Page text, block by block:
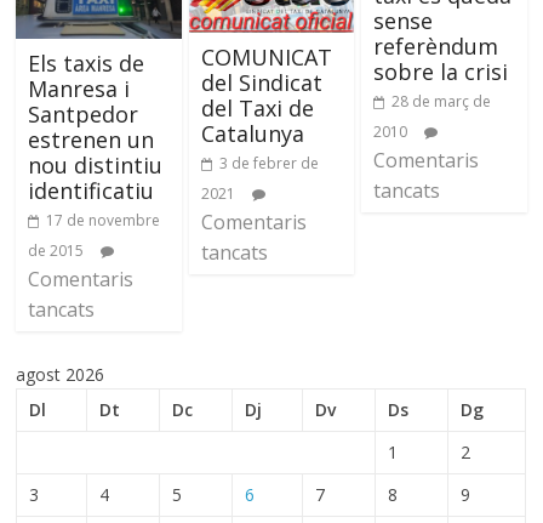
Els taxis de
Manresa i
Santpedor
estrenen un
nou distintiu
identificatiu
17 de novembre
de 2015
Comentaris
tancats
COMUNICAT
del Sindicat
del Taxi de
Catalunya
3 de febrer de
2021
Comentaris
tancats
sense
referèndum
sobre la crisi
28 de març de
2010
Comentaris
tancats
agost 2026
Dl
Dt Dc Dj Dv Ds
Dg
1
2
3
4 5 6 7 8
9